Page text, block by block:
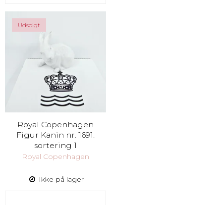
Udsolgt
Royal Copenhagen
Figur Kanin nr. 1691.
sortering 1
Royal Copenhagen
Ikke på lager